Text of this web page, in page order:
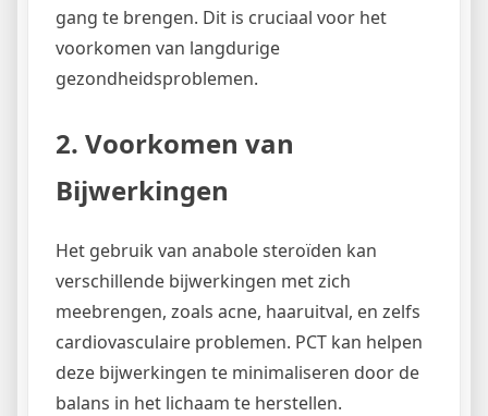
gang te brengen. Dit is cruciaal voor het
voorkomen van langdurige
gezondheidsproblemen.
2. Voorkomen van
Bijwerkingen
Het gebruik van anabole steroïden kan
verschillende bijwerkingen met zich
meebrengen, zoals acne, haaruitval, en zelfs
cardiovasculaire problemen. PCT kan helpen
deze bijwerkingen te minimaliseren door de
balans in het lichaam te herstellen.